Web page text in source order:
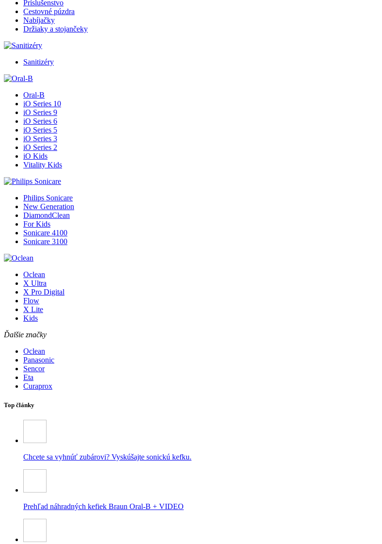
Príslušenstvo
Cestovné púzdra
Nabíjačky
Držiaky a stojančeky
Sanitizéry
Oral-B
iO Series 10
iO Series 9
iO Series 6
iO Series 5
iO Series 3
iO Series 2
iO Kids
Vitality Kids
Philips Sonicare
New Generation
DiamondClean
For Kids
Sonicare 4100
Sonicare 3100
Oclean
X Ultra
X Pro Digital
Flow
X Lite
Kids
Ďalšie značky
Oclean
Panasonic
Sencor
Eta
Curaprox
Top články
Chcete sa vyhnúť zubárovi? Vyskúšajte sonickú kefku.
Prehľad náhradných kefiek Braun Oral-B + VIDEO